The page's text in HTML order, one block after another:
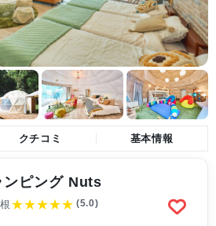
クチコミ 基本情報
ンピング Nuts
★★★★★ (5.0)